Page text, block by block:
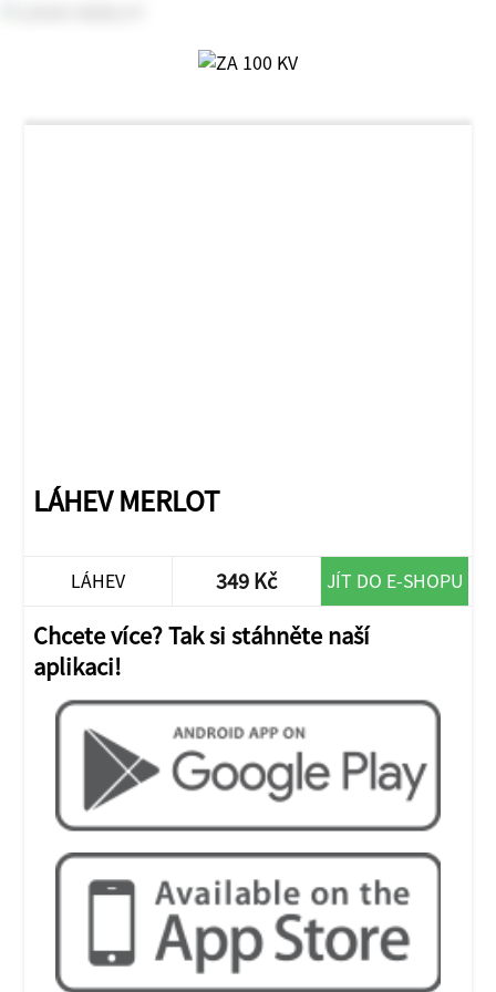
LÁHEV MERLOT
LÁHEV 349 Kč JÍT DO E-SHOPU
Chcete více? Tak si stáhněte naší
aplikaci!